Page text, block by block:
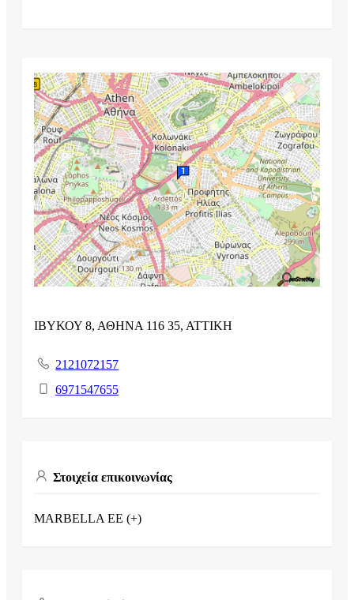
ΙΒΥΚΟΥ 8, ΑΘΗΝΑ 116 35, ΑΤΤΙΚΗ
2121072157
6971547655
Στοιχεία επικοινωνίας
MARBELLA EE (+)